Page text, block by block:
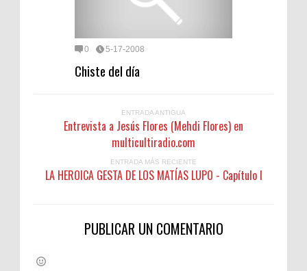
0 5-17-2008
Chiste del día
ENTRADA ANTIGUA
Entrevista a Jesús Flores (Mehdi Flores) en
multicultiradio.com
ENTRADA MÁS RECIENTE
LA HEROICA GESTA DE LOS MATÍAS LUPO - Capítulo I
PUBLICAR UN COMENTARIO